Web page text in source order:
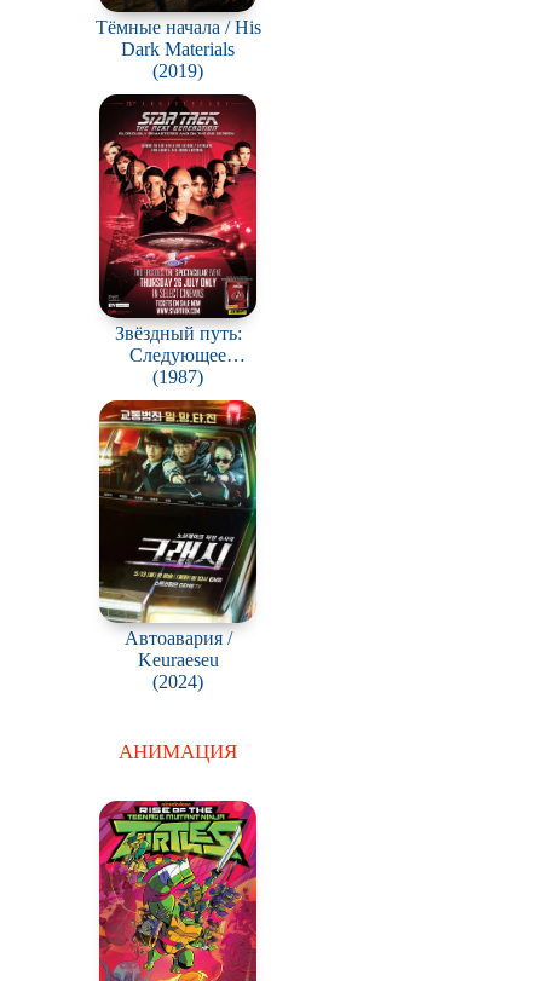
Тёмные начала / His
Dark Materials
(2019)
Звёздный путь:
Следующее
поколение / Star
trek: The Next
Generation
(1987)
Автоавария /
Keuraeseu
(2024)
АНИМАЦИЯ